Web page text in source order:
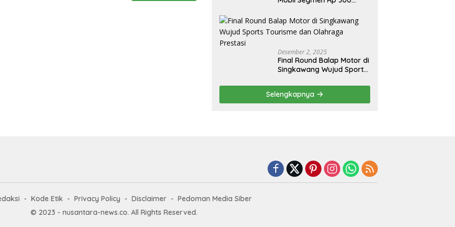
Ekspor
Desember 2, 2025
Final Round Balap Motor di
Singkawang Wujud Sports
Prestasi
Selengkapnya
Kode Etik Privacy Policy Disclaimer
Pedoman Media Siber
© 2023 - nusantara-news.co. All Rights Reserved.